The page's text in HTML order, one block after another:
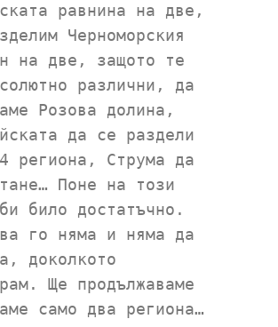
равнина на две,
Черноморския
на две, защото те
различни, да
Розова долина,
да се раздели
региона, Струма да
Поне на този
било достатъчно.
го няма и няма да
доколкото
Ще продължаваме
само два региона…